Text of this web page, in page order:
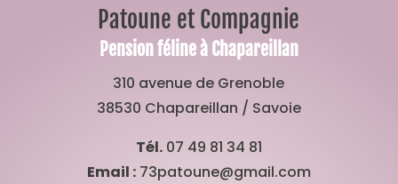
Patoune et Compagnie
Pension féline à Chapareillan
310 avenue de Grenoble
38530 Chapareillan / Savoie
Tél.07 49 81 34 81
Email :73patoune@gmail.com